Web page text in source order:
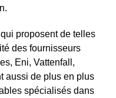
proposent de telles
des fournisseurs
Eni, Vattenfall,
aussi de plus en plus
spécialisés dans